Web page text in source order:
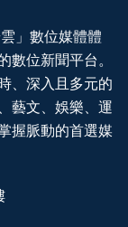
」數位媒體體
數位新聞平台。
、深入且多元的
藝文、娛樂、運
握脈動的首選媒